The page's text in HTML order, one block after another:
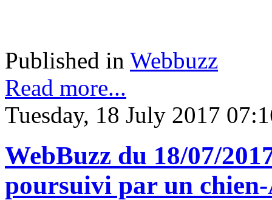
Published in Webbuzz
Read more...
Tuesday, 18 July 2017
WebBuzz du 18/07/
poursuivi par un